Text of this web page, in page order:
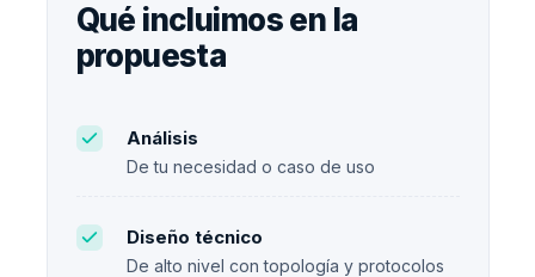
Qué incluimos en la
propuesta
Análisis
De tu necesidad o caso de uso
Diseño técnico
De alto nivel con topología y protocolos